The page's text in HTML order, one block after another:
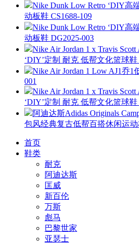
Nike Dunk Low Retro ‘DIY高
动板鞋 CS1688-109
Nike Dunk Low Retro ‘DIY高
动板鞋 DG2025-003
Nike Air Jordan 1 x Travis
‘DIY’定制 耐克 低帮文化篮球鞋
Nike Air Jordan 1 Low AJ1乔1
001
Nike Air Jordan 1 x Travis
‘DIY’定制 耐克 低帮文化篮球鞋
阿迪达斯Adidas Originals
包风经典复古低帮百搭休闲运
首页
鞋类
耐克
阿迪达斯
匡威
新百伦
万斯
彪马
巴黎世家
亚瑟士